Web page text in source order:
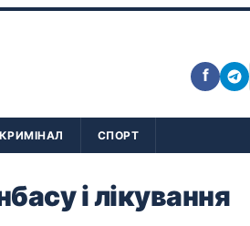
f
КРИМІНАЛ СПОРТ
і лікування